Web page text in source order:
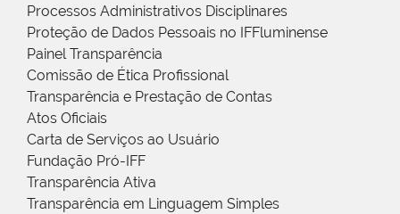
Processos Administrativos Disciplinares
Proteção de Dados Pessoais no IFFluminense
Painel Transparência
Comissão de Ética Profissional
Transparência e Prestação de Contas
Atos Oficiais
Carta de Serviços ao Usuário
Fundação Pró-IFF
Transparência Ativa
Transparência em Linguagem Simples